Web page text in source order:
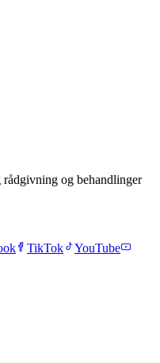
og behandlinger
TikTok YouTube